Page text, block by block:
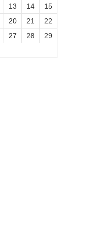
13 14
15
20 21
22
27 28
29